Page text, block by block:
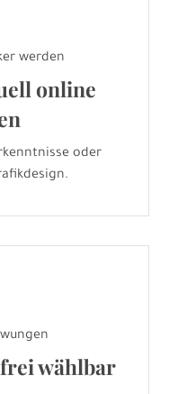
werden
online
oder
wählbar